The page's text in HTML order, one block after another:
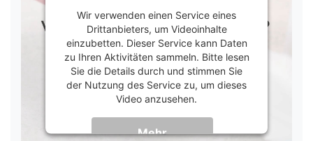
Wir verwenden einen Service eines
Drittanbieters, um Videoinhalte
einzubetten. Dieser Service kann Daten
zu Ihren Aktivitäten sammeln. Bitte lesen
Sie die Details durch und stimmen Sie
der Nutzung des Service zu, um dieses
Video anzusehen.
Mehr